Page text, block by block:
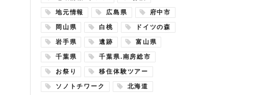
地元情報 広島県 府中市
岡山県 白桃 ドイツの森
岩手県 遺跡 富山県
千葉県 千葉県.南房総市
お祭り 移住体験ツアー
ソノトチワーク 北海道